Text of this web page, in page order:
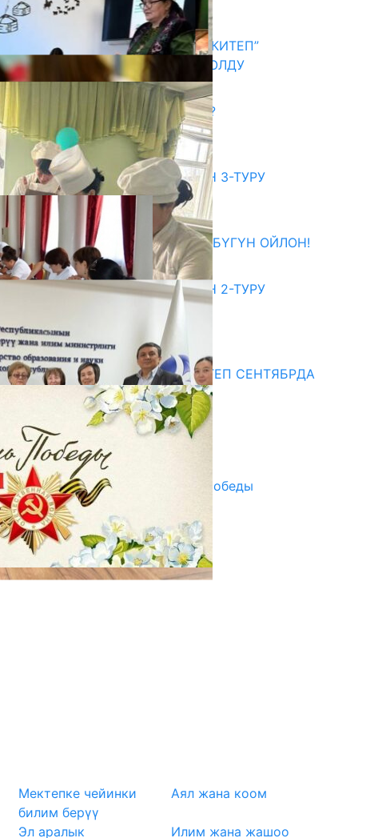
06.08.2026
АКЫН А.ИСМАИЛОВ “АЛТЫН КИТЕП”
СЫЙЛЫГЫНЫН ЛАУРЕАТЫ БОЛДУ
06.08.2026
САЛТТУУ БИЛИМ ӨЗГӨРӨБҮ?
06.08.2026
Абитуриент
ЖОЖДОРГО КАБЫЛ АЛУУНУН 3-ТУРУ
БАШТАЛДЫ
27.07.2026
ӨЗҮҢДҮН КЕЛЕЧЕГИҢ ҮЧҮН БҮГҮН ОЙЛОН!
20.07.2026
ЖОЖДОРГО КАБЫЛ АЛУУНУН 2-ТУРУ
20.07.2026
Медиа
СУЗАКТА 750 ОРУНДУУ МЕКТЕП СЕНТЯБРДА
ПАЙДАЛАНУУГА БЕРИЛЕТ
07.08.2025
Улуу Жеңиштин жандуу сөзү
29.04.2025
Награды в преддверии Дня Победы
29.04.2025
Мектепке чейинки
билим берүү
Аял жана коом
Эл аралык Илим жана жашоо